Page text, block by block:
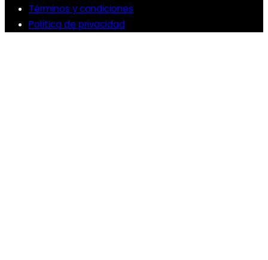
Términos y condiciones
Política de privacidad